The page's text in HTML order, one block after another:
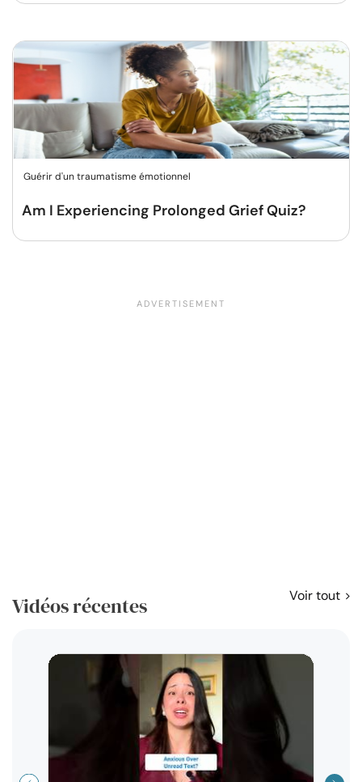
Guérir d'un traumatisme émotionnel
Am I Experiencing Prolonged Grief Quiz?
Vidéos récentes Voir tout